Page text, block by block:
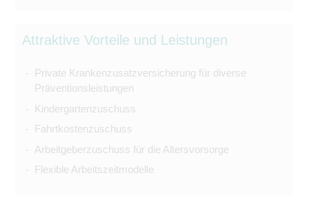
Attraktive Vorteile und Leistungen
Private Krankenzusatzversicherung für diverse
Präventionsleistungen
Kindergartenzuschuss
Fahrtkostenzuschuss
Arbeitgeberzuschuss für die Altersvorsorge
Flexible Arbeitszeitmodelle